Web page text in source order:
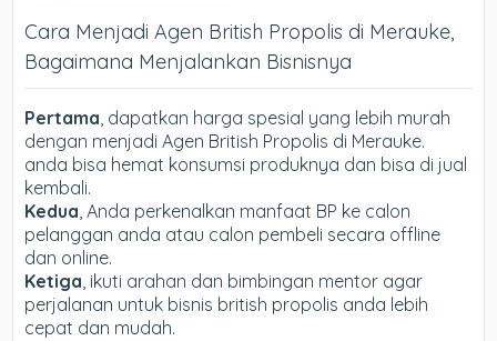
Cara Menjadi Agen British Propolis di Merauke,
Bagaimana Menjalankan Bisnisnya
Pertama, dapatkan harga spesial yang lebih murah
dengan menjadi Agen British Propolis di Merauke.
anda bisa hemat konsumsi produknya dan bisa di jual
kembali.
Kedua, Anda perkenalkan manfaat BP ke calon
pelanggan anda atau calon pembeli secara offline
dan online.
Ketiga, ikuti arahan dan bimbingan mentor agar
perjalanan untuk bisnis british propolis anda lebih
cepat dan mudah.